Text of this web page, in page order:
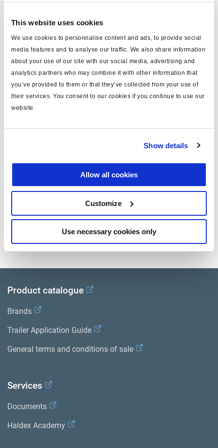
This website uses cookies
We use cookies to personnalise content and ads, to provide social
media features and to analyse our traffic. We also share information
about your use of our site with our social media, advertising and
analytics partners who may combine it with other information that
you’ve provided to them or that they’ve collected from your use of
their services. You consent to our cookies if you continue to use our
website.
Show details
Allow all cookies
Customize
Use necessary cookies only
Spécifications techniques
type
Attr. A 2 outlets
Consultez toutes les publications connexes dans notre
Bibliothèque de documentation sur les produits.
Related aftermarket parts
950364048BSVRM ABS (valve relais modulatrice)
Product catalogue
Brands
Trailer Application Guide
General terms and conditions of sale
Services
Documents
Haldex Academy